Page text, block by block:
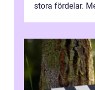
stora fördelar.